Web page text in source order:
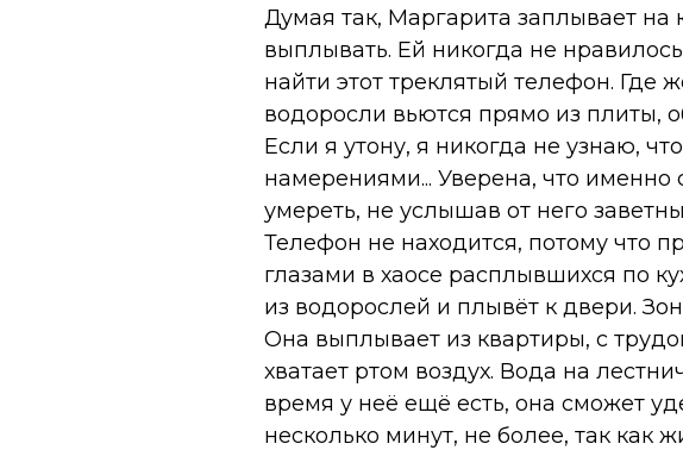
Думая так, Маргарита заплывает на
выплывать. Ей никогда не
найти этот треклятый телефон. Где
водоросли вьются прямо из плиты,
Если я утону, я никогда не узнаю,
намерениями... Уверена, что именно
умереть, не услышав от него
Телефон не находится, потому что
глазами в хаосе расплывшихся по
из водорослей и плывёт к двери.
Она выплывает из квартиры, с
хватает ртом воздух. Вода на
время у неё ещё есть, она сможет
несколько минут, не более, так как